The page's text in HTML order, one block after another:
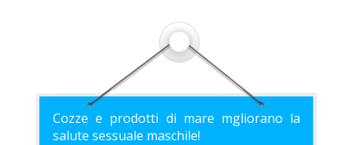
Cozze e prodotti di mare mgliorano la
salute sessuale maschile!